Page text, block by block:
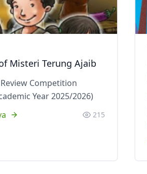
Misteri Terung Ajaib
Competition
Year 2025/2026)
215